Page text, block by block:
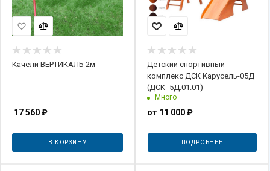
Качели ВЕРТИКАЛЬ 2м
17 560₽
В КОРЗИНУ
Детский спортивный
комплекс ДСК Карусель-05Д
(ДСК- 5Д.01.01)
Много
от 11 000 ₽
ПОДРОБНЕЕ